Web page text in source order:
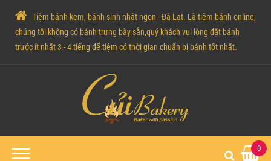
Tiệm bánh kem, bánh sinh nhật ngon - Đà Lạt. Là tiệm bánh online,
chúng tôi không có bánh trưng bày sẵn,quý khách vui lòng đặt bánh
trước ít nhất 3 - 4 tiếng để tiệm có thời gian chuẩn bị bánh tốt nhất.
0